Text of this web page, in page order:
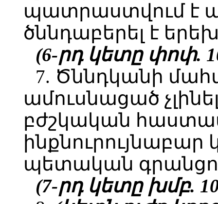
պատրաստվում է
ծննդաբերել է
(6-րդ կետը փոփ.
7. Ծննդկանի
ամուսնացած
բժշկական
պետական
(7-րդ կետը խմբ.